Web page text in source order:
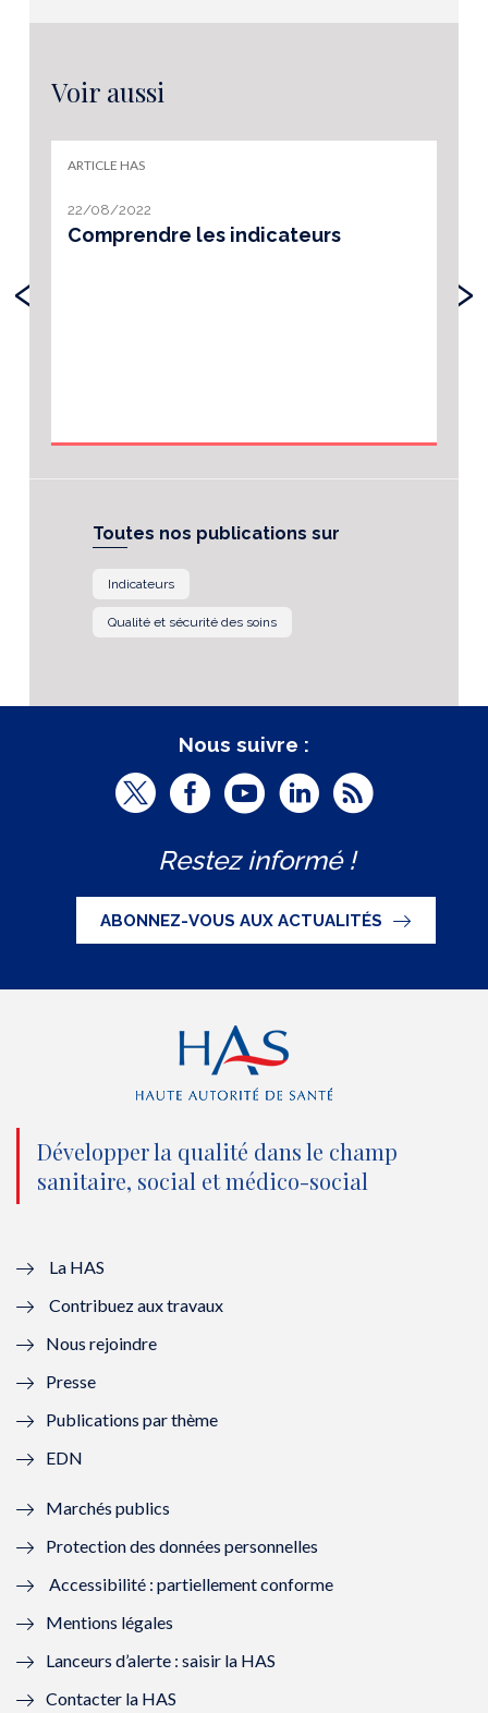
Voir aussi
ARTICLE HAS
22/08/2022
Comprendre les indicateurs
‹ ›
Toutes nos publications sur
Indicateurs
Qualité et sécurité des soins
Nous suivre :
T
i
t
t
e
n
o
u
l
l
f
n
ê
t
r
e
F
c
e
b
o
o
k
(
n
o
e
e
n
ê
r
Y
u
t
u
b
e
(
n
o
u
ê
t
e
L
n
k
e
d
(
n
o
ê
R
Restez informé !
ABONNEZ-VOUS AUX ACTUALITÉS
Développer la qualité dans le champ
sanitaire, social et médico-social
La HAS
Contribuez aux travaux
Nous rejoindre
Presse
Publications par thème
EDN
Marchés publics
Protection des données personnelles
Accessibilité : partiellement conforme
Mentions légales
Lanceurs d’alerte : saisir la HAS
Contacter la HAS